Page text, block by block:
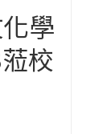
學
校